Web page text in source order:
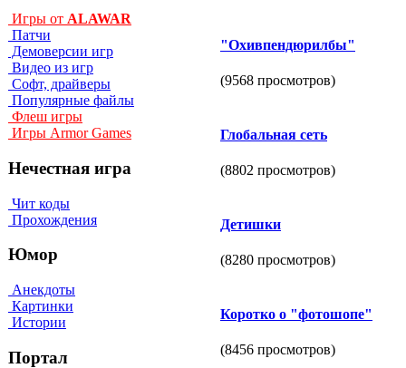
Игры от ALAWAR
Патчи
Демоверсии игр
Видео из игр
Софт, драйверы
Популярные файлы
Флеш игры
Игры Armor Games
Нечестная игра
Чит коды
Прохождения
Юмор
Анекдоты
Картинки
Истории
Портал
"Охивпендюрилбы"
(9568 просмотров)
Глобальная сеть
(8802 просмотров)
Детишки
(8280 просмотров)
Коротко о "фотошопе"
(8456 просмотров)